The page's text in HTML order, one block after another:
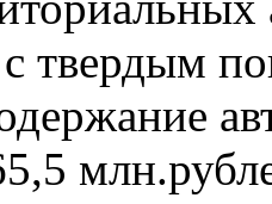
с твердым